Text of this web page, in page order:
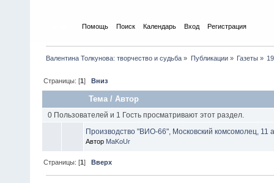
Помощь Поиск Календарь Вход Регистрация
Валентина Толкунова: творчество и судьба » Публикации» Газеты»
Страницы: [1]Вниз
Тема / Автор
0 Пользователей и 1 Гость просматривают этот раздел.
Производство "ВИО-66", Московский комсомолец, 11
Автор MaKoUr
Страницы: [1]Вверх